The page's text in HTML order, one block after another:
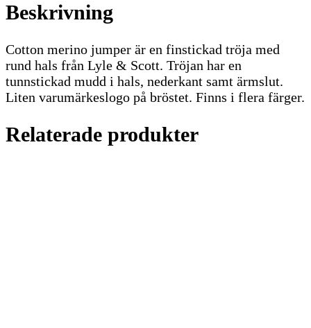
Beskrivning
Cotton merino jumper är en finstickad tröja med
rund hals från Lyle & Scott. Tröjan har en
tunnstickad mudd i hals, nederkant samt ärmslut.
Liten varumärkeslogo på bröstet. Finns i flera färger.
Relaterade produkter